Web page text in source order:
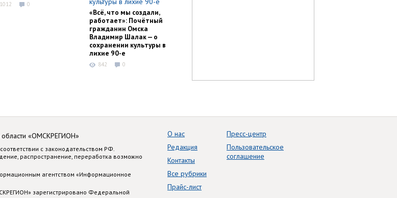
1012 0
«Всё, что мы создали,
работает»: Почётный
гражданин Омска
Владимир Шалак — о
сохранении культуры в
лихие 90-е
842 0
области «ОМСКРЕГИОН»
соответствии с законодательством РФ.
распространение, переработка возможно
агентством «Информационное
зарегистрировано Федеральной
О нас
Редакция
Контакты
Все рубрики
Прайс-лист
Пресс-центр
Пользовательское
соглашение